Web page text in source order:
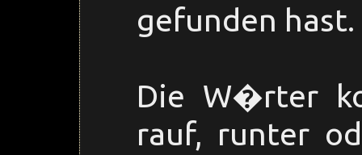
gefunden hast.
Die W�rter
rauf, runter